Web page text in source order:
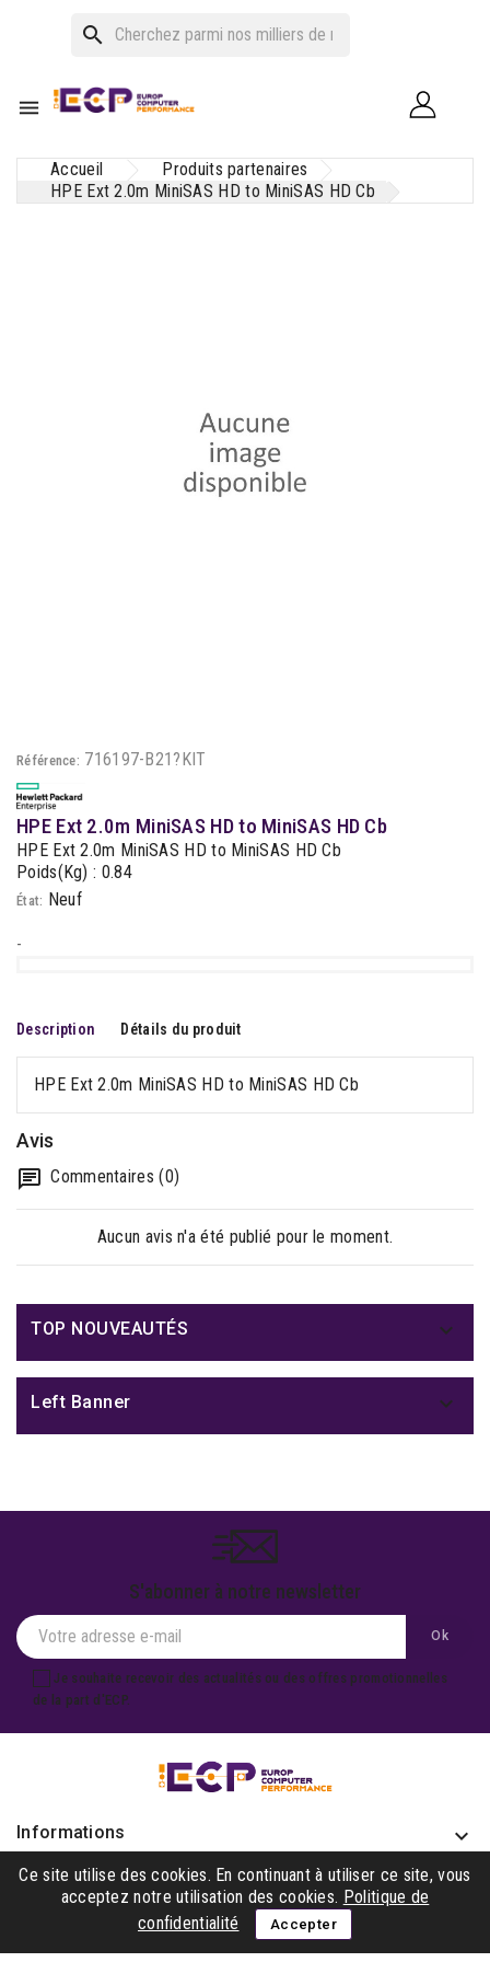
search

Accueil
Produits partenaires
HPE Ext 2.0m MiniSAS HD to MiniSAS HD Cb
Référence: 716197-B21?KIT
HPE Ext 2.0m MiniSAS HD to MiniSAS HD Cb
HPE Ext 2.0m MiniSAS HD to MiniSAS HD Cb
Poids(Kg) : 0.84
État: Neuf
-
Description Détails du produit
HPE Ext 2.0m MiniSAS HD to MiniSAS HD Cb
Avis
Commentaires (0)
Aucun avis n'a été publié pour le moment.
TOP NOUVEAUTÉS 
Left Banner 
S'abonner à notre newsletter
Je souhaite recevoir des actualités ou des offres promotionnelles
de la part d'ECP.
Informations keyboard_arrow_down
Produits 
Notre société
Ce site utilise des cookies. En continuant à utiliser ce site, vous
acceptez notre utilisation des cookies. Politique de
confidentialité
Accepter
